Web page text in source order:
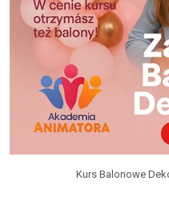
Kurs Balonowe